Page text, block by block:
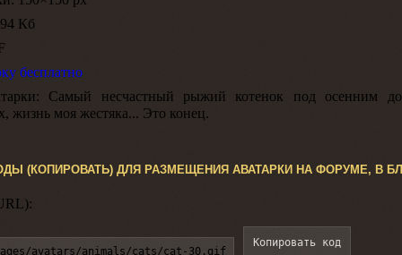
Кб
бесплатно
Самый несчастный рыжий котенок под осенним
жизнь моя жестяка... Это конец.
(КОПИРОВАТЬ) ДЛЯ РАЗМЕЩЕНИЯ АВАТАРКИ НА ФОРУМЕ, В
avatars/animals/cats/cat-30.gif
Копировать код